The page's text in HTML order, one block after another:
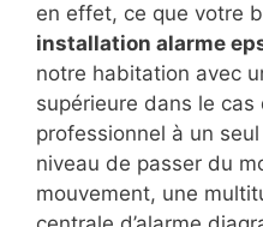
en effet, ce que votre
installation alarme
notre habitation avec
supérieure dans le cas
professionnel à un
niveau de passer du
mouvement, une